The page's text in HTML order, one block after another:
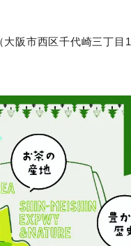
阪市西区千代崎三丁目